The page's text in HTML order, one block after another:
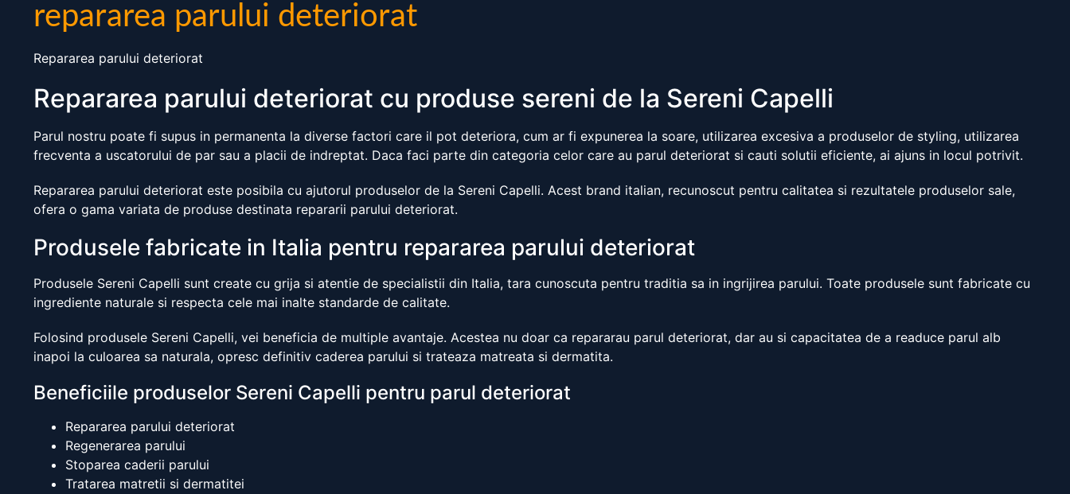
repararea parului deteriorat
Repararea parului deteriorat
Repararea parului deteriorat cu produse sereni de la Sereni Capelli
Parul nostru poate fi supus in permanenta la diverse factori care il pot deteriora, cum ar fi expunerea la soare, utilizarea excesiva a produselor de styling, utilizarea
frecventa a uscatorului de par sau a placii de indreptat. Daca faci parte din categoria celor care au parul deteriorat si cauti solutii eficiente, ai ajuns in locul potrivit.
Repararea parului deteriorat este posibila cu ajutorul produselor de la Sereni Capelli. Acest brand italian, recunoscut pentru calitatea si rezultatele produselor sale,
ofera o gama variata de produse destinata repararii parului deteriorat.
Produsele fabricate in Italia pentru repararea parului deteriorat
Produsele Sereni Capelli sunt create cu grija si atentie de specialistii din Italia, tara cunoscuta pentru traditia sa in ingrijirea parului. Toate produsele sunt fabricate cu
ingrediente naturale si respecta cele mai inalte standarde de calitate.
Folosind produsele Sereni Capelli, vei beneficia de multiple avantaje. Acestea nu doar ca repararau parul deteriorat, dar au si capacitatea de a readuce parul alb
inapoi la culoarea sa naturala, opresc definitiv caderea parului si trateaza matreata si dermatita.
Beneficiile produselor Sereni Capelli pentru parul deteriorat
Repararea parului deteriorat
Regenerarea parului
Stoparea caderii parului
Tratarea matretii si dermatitei